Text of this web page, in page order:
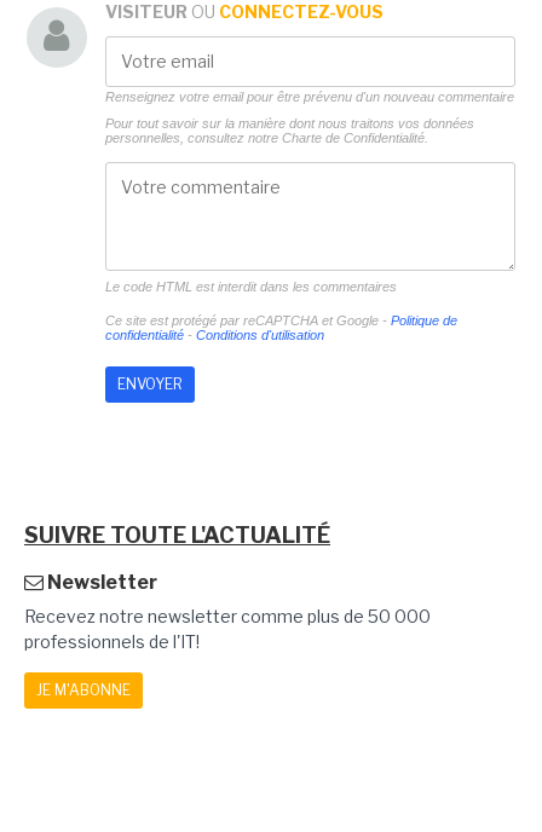
VISITEUR OU CONNECTEZ-VOUS
Renseignez votre email pour être prévenu d'un nouveau commentaire
Pour tout savoir sur la manière dont nous traitons vos données
personnelles, consultez notre Charte de Confidentialité.
Le code HTML est interdit dans les commentaires
Ce site est protégé par reCAPTCHA et Google - Politique de
confidentialité- Conditions d'utilisation
SUIVRE TOUTE L'ACTUALITÉ
Newsletter
Recevez notre newsletter comme plus de 50 000
professionnels de l'IT!
JE M'ABONNE